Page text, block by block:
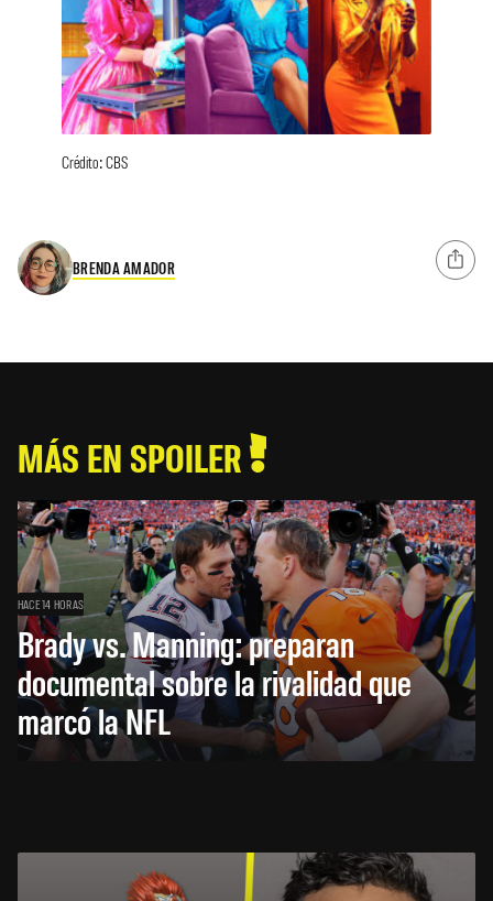
Crédito: CBS
BRENDA AMADOR
MÁS EN SPOILER
HACE 14 HORAS
Brady vs. Manning: preparan
documental sobre la rivalidad que
marcó la NFL